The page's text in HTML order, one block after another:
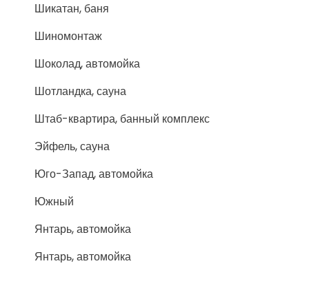
Шикатан, баня
Шиномонтаж
Шоколад, автомойка
Шотландка, сауна
Штаб-квартира, банный комплекс
Эйфель, сауна
Юго-Запад, автомойка
Южный
Янтарь, автомойка
Янтарь, автомойка